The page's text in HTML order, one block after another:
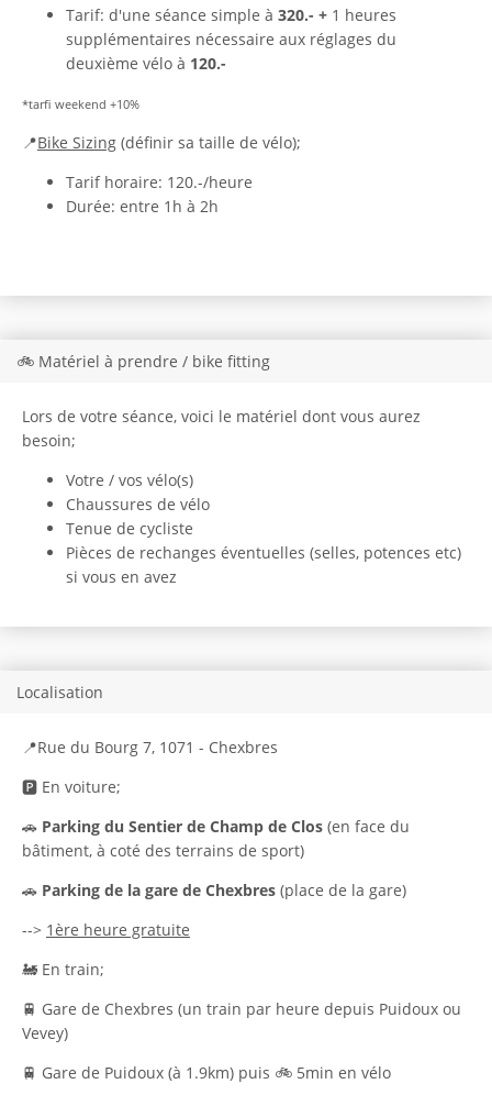
Tarif: d'une séance simple à 320.- +1 heures
supplémentaires nécessaire aux réglages du
deuxième vélo à 120.-
*tarfi weekend +10%
📍Bike Sizing(définir sa taille de vélo);
Tarif horaire: 120.-/heure
Durée: entre 1h à 2h
🚲 Matériel à prendre / bike fitting
Lors de votre séance, voici le matériel dont vous aurez
besoin;
Votre / vos vélo(s)
Chaussures de vélo
Tenue de cycliste
Pièces de rechanges éventuelles (selles, potences etc)
si vous en avez
Localisation
📍Rue du Bourg 7, 1071 - Chexbres
🅿️ En voiture;
🚗 Parking du Sentier de Champ de Clos(en face du
bâtiment, à coté des terrains de sport)
🚗 Parking de la gare de Chexbres (place de la gare)
--> 1ère heure gratuite
🚂 En train;
🚆 Gare de Chexbres (un train par heure depuis Puidoux ou
Vevey)
🚆 Gare de Puidoux (à 1.9km) puis 🚲 5min en vélo